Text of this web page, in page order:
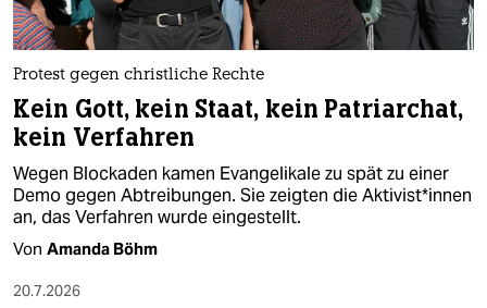
Protest gegen christliche Rechte
Kein Gott, kein Staat, kein Patriarchat,
kein Verfahren
Wegen Blockaden kamen Evangelikale zu spät zu einer
Demo gegen Abtreibungen. Sie zeigten die Ak­ti­vis­t*in­nen
an, das Verfahren wurde eingestellt.
Von Amanda Böhm
20.7.2026